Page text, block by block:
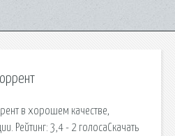
в хорошем качестве,
Рейтинг: 3,4 - 2 голосаСкачать